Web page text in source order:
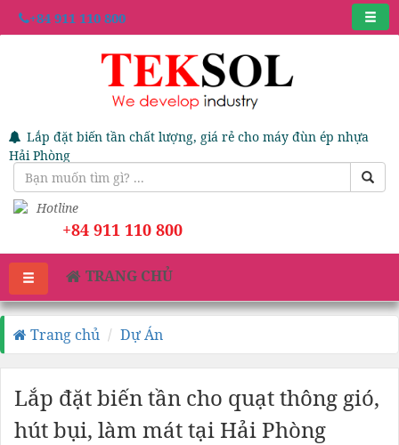
+84 911 110 800
Lắp đặt biến tần chất lượng, giá rẻ cho máy đùn ép nhựa
Hải Phòng
Hotline
+84 911 110 800
TRANG CHỦ
Trang chủ Dự Án
Lắp đặt biến tần cho quạt thông gió,
hút bụi, làm mát tại Hải Phòng